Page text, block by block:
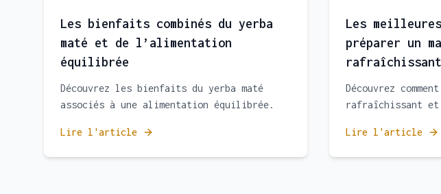
Les bienfaits combinés du yerba
maté et de l’alimentation
équilibrée
Découvrez les bienfaits du yerba maté
associés à une alimentation équilibrée.
Lire l'article
Les
préparer un
rafraîchissant
Découvrez
rafraîchissant et
Lire l'article